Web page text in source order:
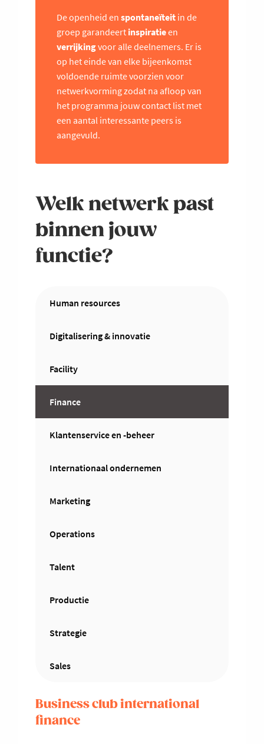
De openheid en spontaneïteit in de
groep garandeert inspiratieen
verrijkingvoor alle deelnemers. Er is
op het einde van elke bijeenkomst
voldoende ruimte voorzien voor
netwerkvorming zodat na afloop van
het programma jouw contact list met
een aantal interessante peers is
aangevuld.
Welk netwerk past
binnen jouw
functie?
Human resources
Digitalisering & innovatie
Facility
Finance
Klantenservice en -beheer
Internationaal ondernemen
Marketing
Operations
Talent
Productie
Strategie
Sales
Business club international
finance